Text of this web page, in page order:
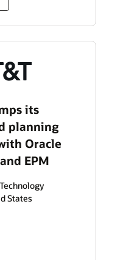
its
planning
Oracle
EPM
States